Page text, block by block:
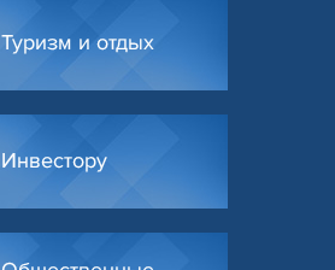
Туризм и отдых
Инвестору